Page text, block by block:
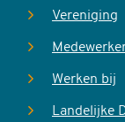
Vereniging
Werken bij
Landelijke